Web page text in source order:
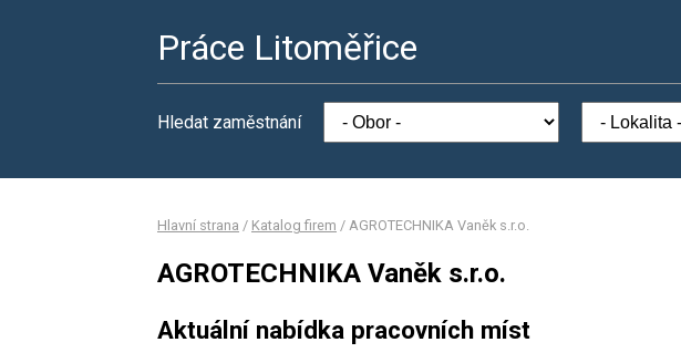
Práce Litoměřice
Hledat zaměstnání
Hlavní strana / Katalog firem / AGROTECHNIKA Vaněk s.r.o.
AGROTECHNIKA Vaněk s.r.o.
Aktuální nabídka pracovních míst